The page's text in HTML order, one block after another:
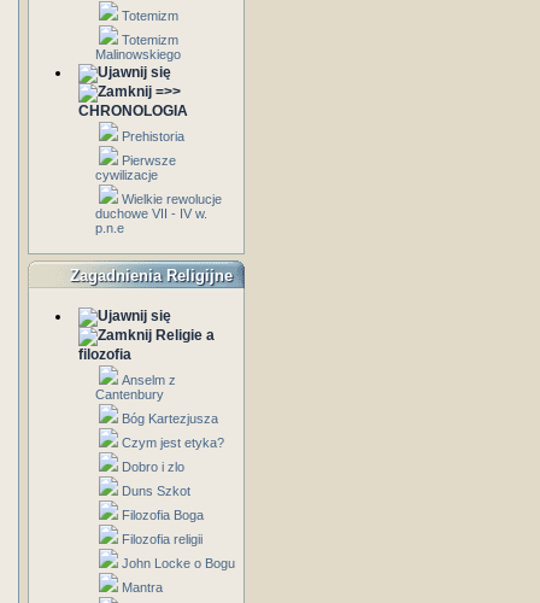
Totemizm
Totemizm
Malinowskiego
=>>
CHRONOLOGIA
Prehistoria
Pierwsze
cywilizacje
Wielkie rewolucje
duchowe VII - IV w.
p.n.e
Zagadnienia Religijne
Religie a
filozofia
Anselm z
Cantenbury
Bóg Kartezjusza
Czym jest etyka?
Dobro i zlo
Duns Szkot
Filozofia Boga
Filozofia religii
John Locke o Bogu
Mantra